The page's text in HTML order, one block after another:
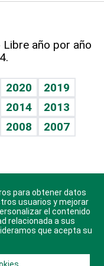
año por año
2020
2019
2014
2013
2008
2007
Android, iOS y
para obtener datos
usuarios y mejorar
el contenido
relacionada a sus
que acepta su